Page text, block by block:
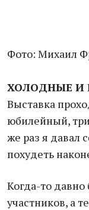
Фото: Михаил
ХОЛОДНЫЕ И
Выставка
юбилейный,
же раз я давал
похудеть
Когда-то
участников, а